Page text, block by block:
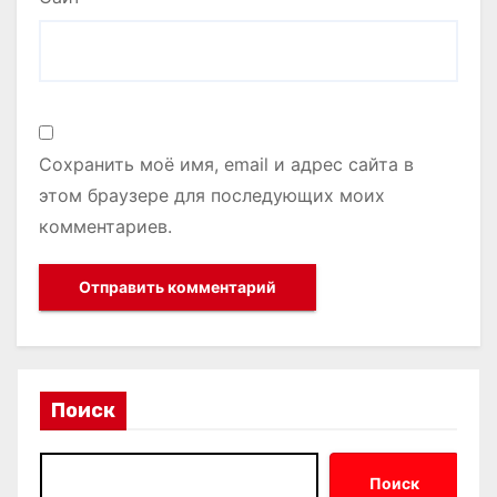
Сохранить моё имя, email и адрес сайта в
этом браузере для последующих моих
комментариев.
Поиск
Поиск